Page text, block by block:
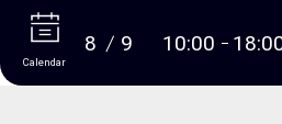
More
Calendar
8 9 10:00